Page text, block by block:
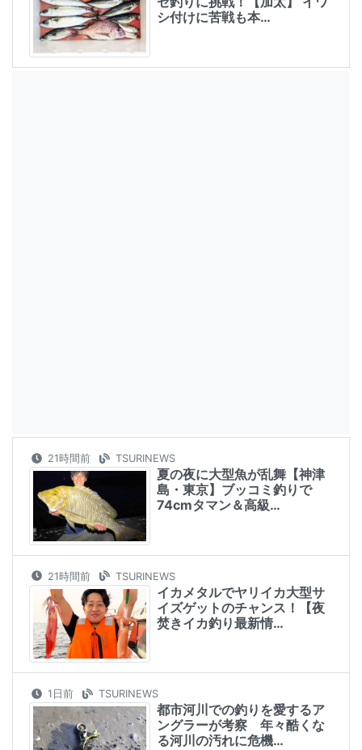
シ付けに苦戦も本…
21時間前 TSURINEWS
夏の夜に大型魚が乱舞【神津
島・東京】ブッコミ釣りで
74cmタマン＆高級…
21時間前 TSURINEWS
イカメタルでヤリイカ大型サ
イズゲットのチャンス！【夜
焚きイカ釣り最新情…
1日前 TSURINEWS
都市河川での釣りを愛するア
ングラーが考察 年々酷くな
る河川の汚れに危機…